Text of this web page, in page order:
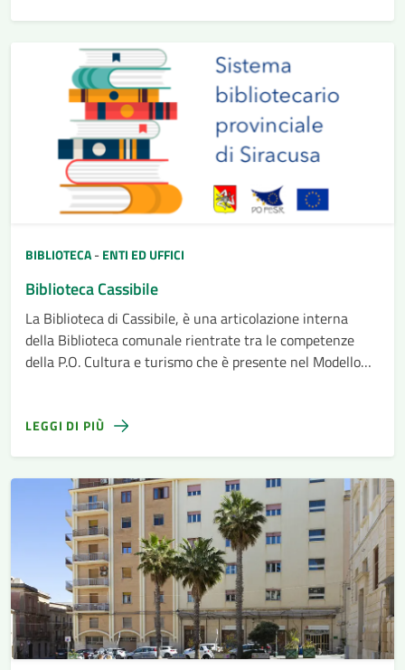
BIBLIOTECA-ENTI ED UFFICI
Biblioteca Cassibile
La Biblioteca di Cassibile, è una articolazione interna
della Biblioteca comunale rientrate tra le competenze
della P.O. Cultura e turismo che è presente nel Modello
LEGGI DI PIÙ